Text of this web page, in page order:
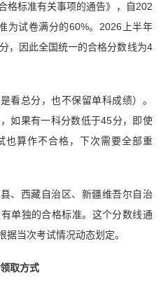
格标准有关事项的通告》，自202
为试卷满分的60%。2026上半年
，因此全国统一的合格分数线为4
看总分，也不保留单科成绩）。
如果有一科分数低于45分，即使
也算作不合格，下次需要全部重
、西藏自治区、新疆维吾尔自治
单独的合格标准。这个分数线通
据当次考试情况动态划定。
取方式